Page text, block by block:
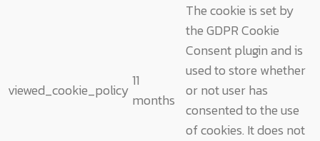
viewed_cookie_policy
11
months
The cookie is set by
the GDPR Cookie
Consent plugin and is
used to store whether
or not user has
consented to the use
of cookies. It does not